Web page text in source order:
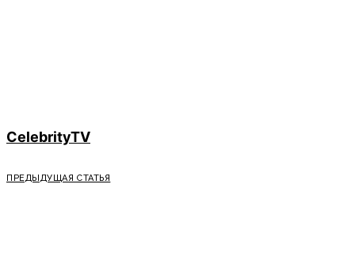
CelebrityTV
ПРЕДЫДУЩАЯ СТАТЬЯ